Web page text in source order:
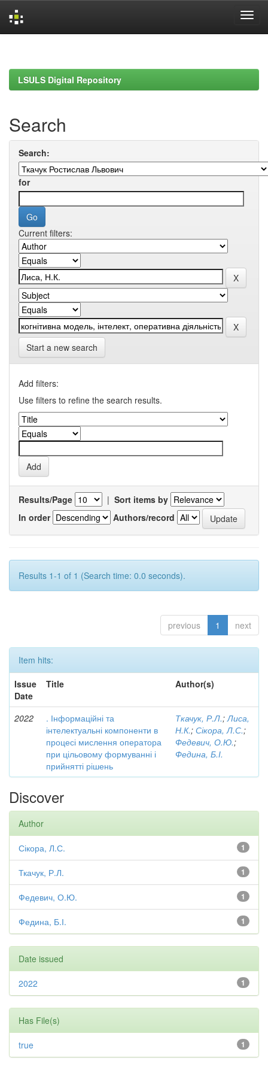
LSULS Digital Repository
Search
Search:
for
Current filters:
Start a new search
Add filters:
Use filters to refine the search results.
Results/Page | Sort items by
In order
Authors/record
Results 1-1 of 1 (Search time: 0.0 seconds).
previous 1 next
Item hits:
Issue
Date
Title Author(s)
2022
. Інформаційні та
інтелектуальні компоненти в
процесі мислення оператора
при цільовому формуванні і
прийнятті рішень
Ткачук, Р.Л.;Лиса,
Н.К.; Сікора, Л.С.;
Федевич, О.Ю.;
Федина, Б.І.
Discover
Author
1
Сікора, Л.С.
1
Ткачук, Р.Л.
1
Федевич, О.Ю.
1
Федина, Б.І.
Date issued
1
2022
Has File(s)
1
true